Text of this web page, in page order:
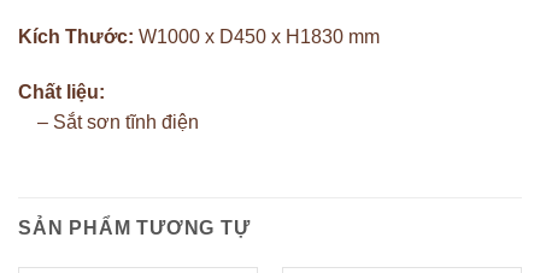
Kích Thước: W1000 x D450 x H1830 mm
Chất liệu:
– Sắt sơn tĩnh điện
SẢN PHẨM TƯƠNG TỰ